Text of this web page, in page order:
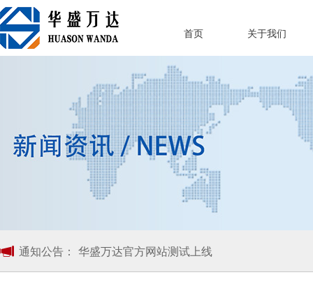
首页 关于我们
通知公告： 华盛万达官方网站测试上线